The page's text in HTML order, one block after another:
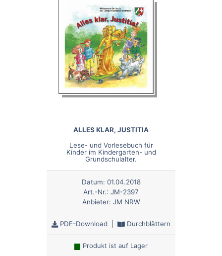
ALLES KLAR, JUSTITIA
Lese- und Vorlesebuch für
Kinder im Kindergarten- und
Grundschulalter.
Datum: 01.04.2018
Art.-Nr.: JM-2397
Anbieter: JM NRW
PDF-Download Durchblättern
Produkt ist auf Lager